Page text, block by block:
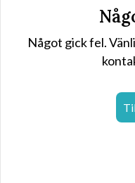
Något gick fel.